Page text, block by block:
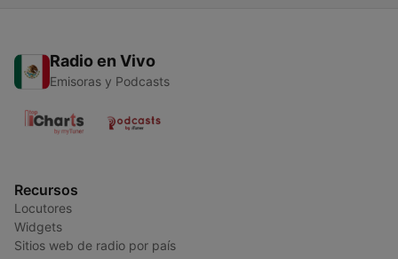
Radio en Vivo
Emisoras y Podcasts
Recursos
Locutores
Widgets
Sitios web de radio por país